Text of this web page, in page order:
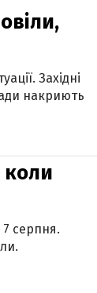
Західні
накриють
коли
7 серпня.